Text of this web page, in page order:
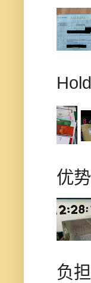
优
负